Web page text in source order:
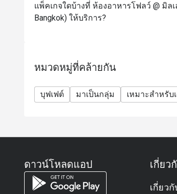
** All prices in THB and are
under special conditions.
A: International cuisine with a
Q: What are the menu highlights?
A: Fresh seafood, cheese
Q: What is the dress code?
San.
แพ็คเกจใดบ้างที่ ห้องอาหารโฟลว์ @ มิล
Bangkok) ให้บริการ?
หมวดหมู่ที่คล้ายกัน
บุฟเฟต์ มาเป็นกลุ่ม เหมาะสำหรับ
ดาวน์โหลดแอป เกี่ยว
เกี่ยวกั